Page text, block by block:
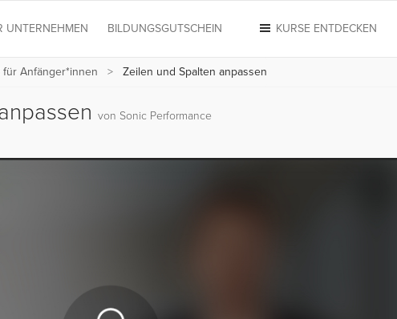
KURSE ENTDECKEN
UNTERNEHMEN BILDUNGSGUTSCHEIN
für Anfänger*innen Zeilen und Spalten anpassen
von Sonic Performance